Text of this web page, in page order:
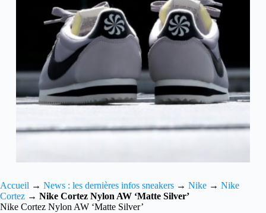
Accueil → News : les dernières infos sneakers → Nike → Nike
Cortez → Nike Cortez Nylon AW ‘Matte Silver’
Nike Cortez Nylon AW ‘Matte Silver’